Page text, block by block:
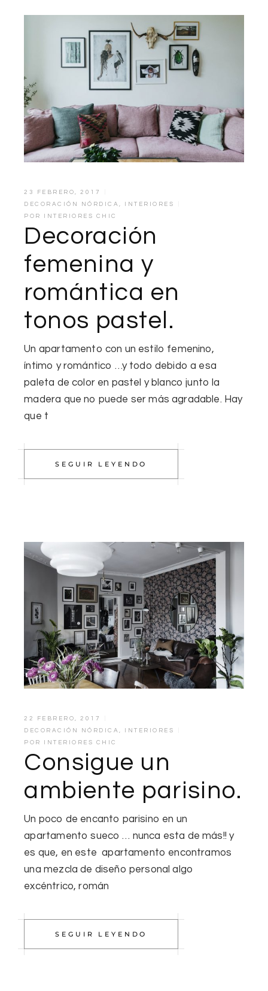
23 FEBRERO, 2017
DECORACIÓN NÓRDICA
INTERIORES
POR
INTERIORES CHIC
Decoración
femenina y
romántica en
tonos pastel.
Un apartamento con un estilo femenino,
íntimo y romántico …y todo debido a esa
paleta de color en pastel y blanco junto la
madera que no puede ser más agradable. Hay
que t
SEGUIR LEYENDO
22 FEBRERO, 2017
DECORACIÓN NÓRDICA
INTERIORES
POR
INTERIORES CHIC
Consigue un
ambiente parisino.
Un poco de encanto parisino en un
apartamento sueco … nunca esta de más!! y
es que, en este apartamento encontramos
una mezcla de diseño personal algo
excéntrico, román
SEGUIR LEYENDO